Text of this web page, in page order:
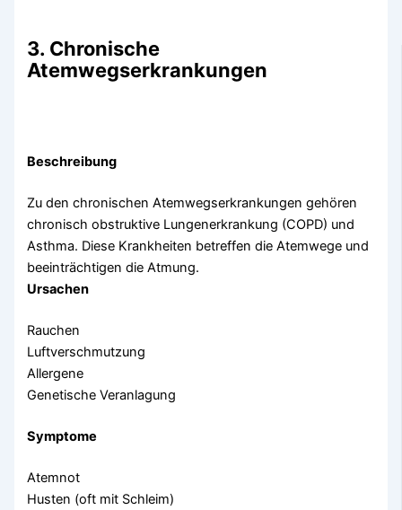
3. Chronische
Atemwegserkrankungen
Beschreibung
Zu den chronischen Atemwegserkrankungen gehören
chronisch obstruktive Lungenerkrankung (COPD) und
Asthma. Diese Krankheiten betreffen die Atemwege und
beeinträchtigen die Atmung.
Ursachen
Rauchen
Luftverschmutzung
Allergene
Genetische Veranlagung
Symptome
Atemnot
Husten (oft mit Schleim)